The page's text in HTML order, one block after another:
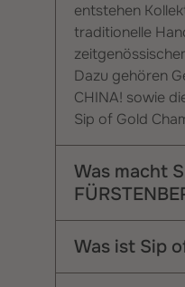
entstehen
traditionelle
Dazu gehören
CHINA! sowie
Sip of Gold
Was macht
Was ist Sip